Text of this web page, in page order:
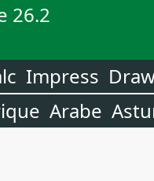
26.2
Impress
Arabe